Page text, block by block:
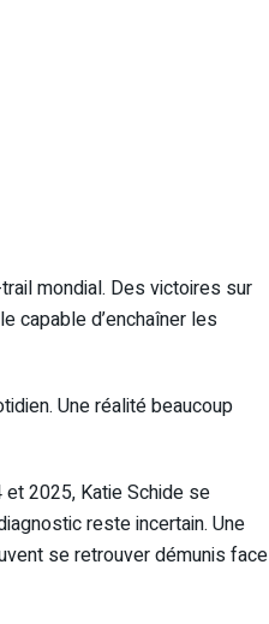
mondial. Des victoires sur
capable d’enchaîner les
Une réalité beaucoup
2025, Katie Schide se
reste incertain. Une
se retrouver démunis face